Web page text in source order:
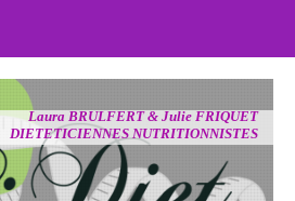
Laura BRULFERT & Julie FRIQUET
DIETETICIENNES NUTRITIONNISTES